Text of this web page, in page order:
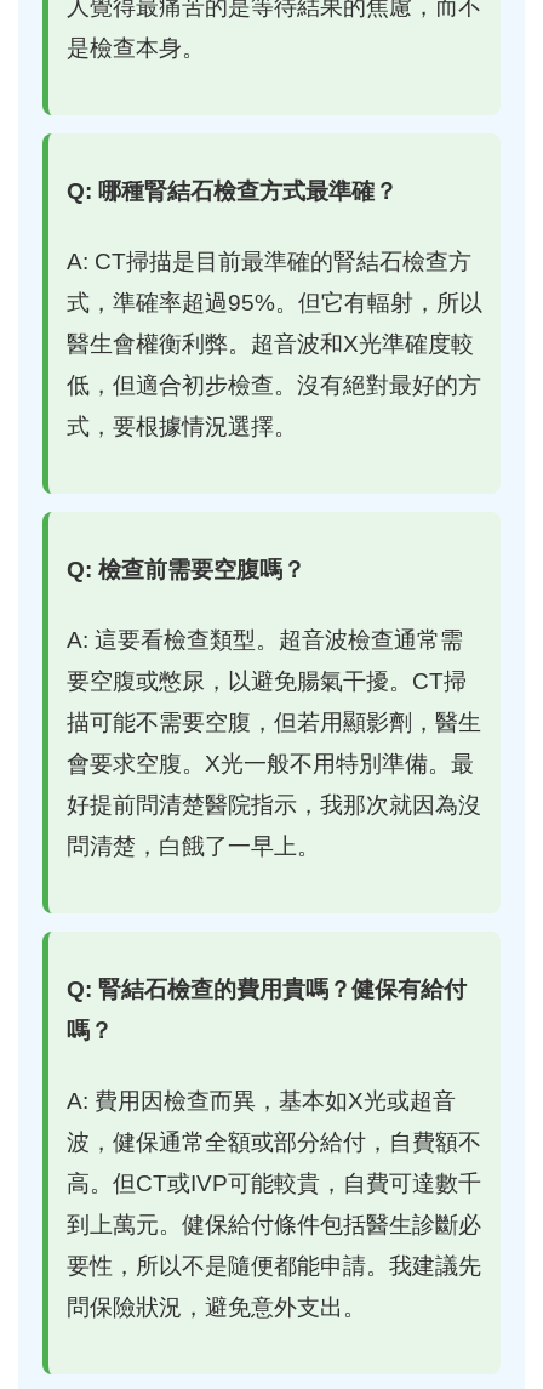
人覺得最痛苦的是等待結果的焦慮，而不
是檢查本身。
Q: 哪種腎結石檢查方式最準確？
A: CT掃描是目前最準確的腎結石檢查方
式，準確率超過95%。但它有輻射，所以
醫生會權衡利弊。超音波和X光準確度較
低，但適合初步檢查。沒有絕對最好的方
式，要根據情況選擇。
Q: 檢查前需要空腹嗎？
A: 這要看檢查類型。超音波檢查通常需
要空腹或憋尿，以避免腸氣干擾。CT掃
描可能不需要空腹，但若用顯影劑，醫生
會要求空腹。X光一般不用特別準備。最
好提前問清楚醫院指示，我那次就因為沒
問清楚，白餓了一早上。
Q: 腎結石檢查的費用貴嗎？健保有給付
嗎？
A: 費用因檢查而異，基本如X光或超音
波，健保通常全額或部分給付，自費額不
高。但CT或IVP可能較貴，自費可達數千
到上萬元。健保給付條件包括醫生診斷必
要性，所以不是隨便都能申請。我建議先
問保險狀況，避免意外支出。